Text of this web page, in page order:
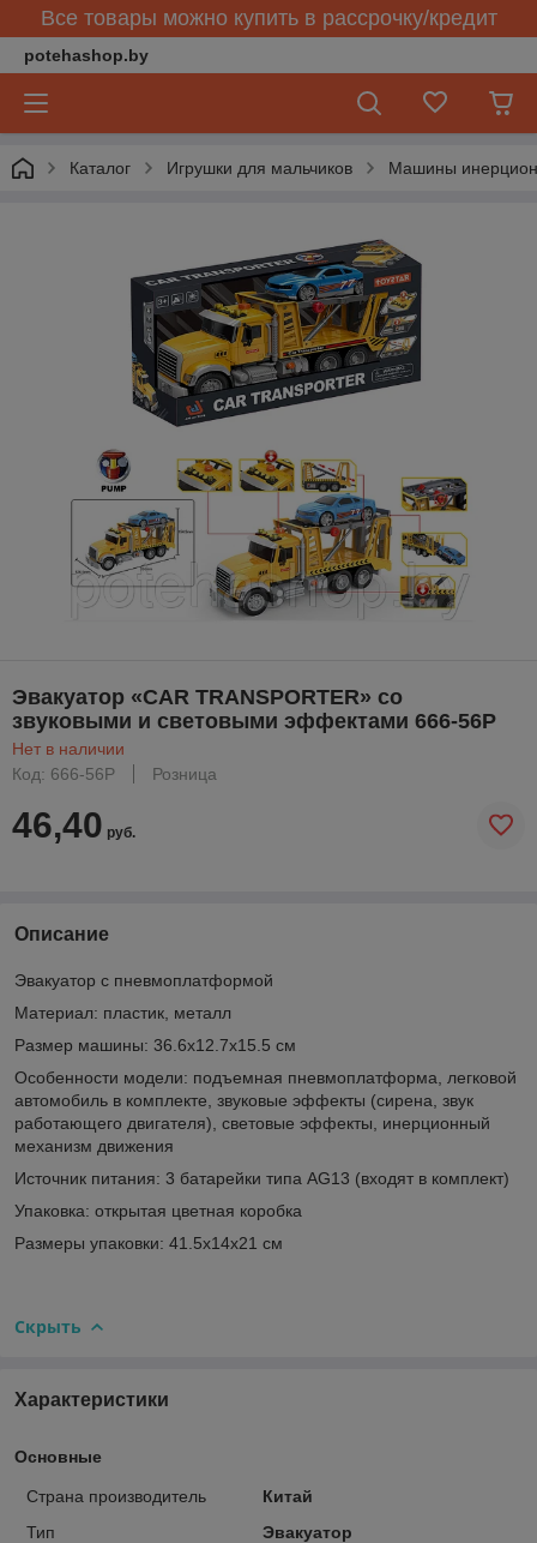
Все товары можно купить в рассрочку/кредит
potehashop.by
Каталог Игрушки для мальчиков Машины
Эвакуатор «CAR TRANSPORTER» со
звуковыми и световыми эффектами 666-56P
Нет в наличии
Код: 666-56P
Розница
46,40 руб.
Описание
Эвакуатор с пневмоплатформой
Материал: пластик, металл
Размер машины: 36.6х12.7х15.5 см
Особенности модели: подъемная пневмоплатформа, легковой
автомобиль в комплекте, звуковые эффекты (сирена, звук
работающего двигателя), световые эффекты, инерционный
механизм движения
Источник питания: 3 батарейки типа АG13 (входят в комплект)
Упаковка: открытая цветная коробка
Размеры упаковки: 41.5х14х21 см
Скрыть
Характеристики
Основные
Страна производитель
Китай
Тип
Эвакуатор